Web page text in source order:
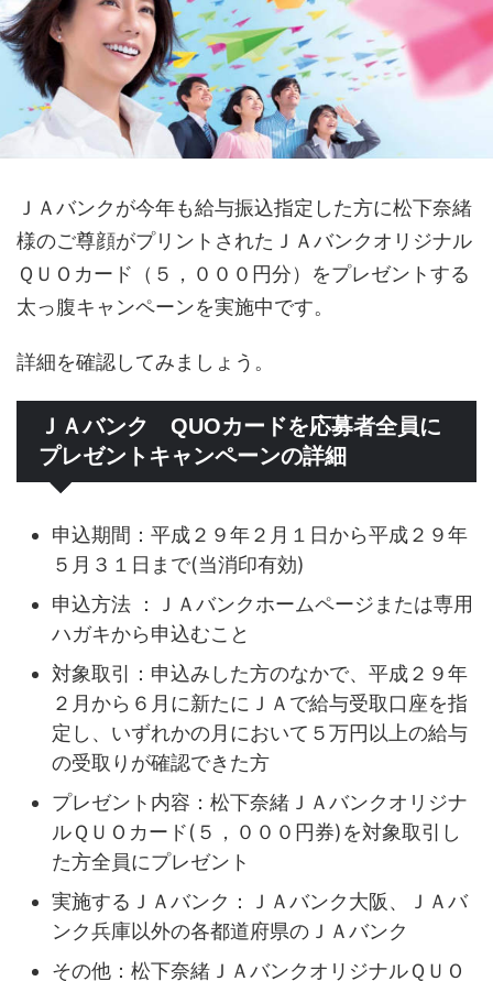
ＪＡバンクが今年も給与振込指定した方に松下奈緒
様のご尊顔がプリントされたＪＡバンクオリジナル
ＱＵＯカード（５，０００円分）をプレゼントする
太っ腹キャンペーンを実施中です。
詳細を確認してみましょう。
ＪＡバンク QUOカードを応募者全員に
プレゼントキャンペーンの詳細
申込期間：平成２９年２月１日から平成２９年
５月３１日まで(当消印有効)
申込方法 ：ＪＡバンクホームページまたは専用
ハガキから申込むこと
対象取引：申込みした方のなかで、平成２９年
２月から６月に新たにＪＡで給与受取口座を指
定し、いずれかの月において５万円以上の給与
の受取りが確認できた方
プレゼント内容：松下奈緒ＪＡバンクオリジナ
ルＱＵＯカード(５，０００円券)を対象取引し
た方全員にプレゼント
実施するＪＡバンク：ＪＡバンク大阪、ＪＡバ
ンク兵庫以外の各都道府県のＪＡバンク
その他：松下奈緒ＪＡバンクオリジナルＱＵＯ